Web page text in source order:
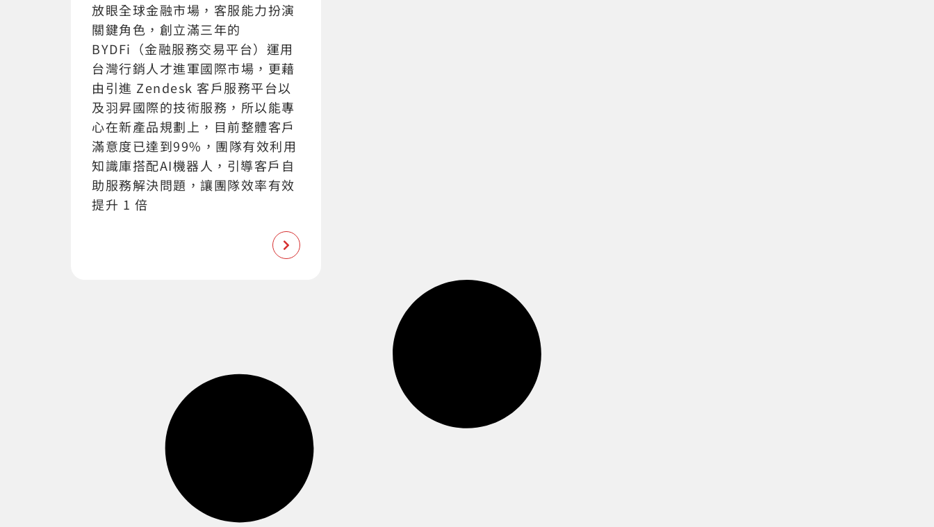
放眼全球金融市場，客服能力扮演
關鍵角色，創立滿三年的
BYDFi（金融服務交易平台）運用
台灣行銷人才進軍國際市場，更藉
由引進 Zendesk 客戶服務平台以
及羽昇國際的技術服務，所以能專
心在新產品規劃上，目前整體客戶
滿意度已達到99%，團隊有效利用
知識庫搭配AI機器人，引導客戶自
助服務解決問題，讓團隊效率有效
提升 1 倍